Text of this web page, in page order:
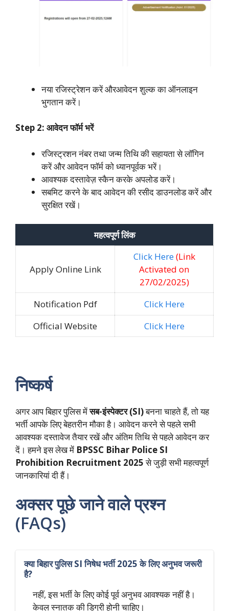
नया रजिस्ट्रेशन करें औरआवेदन शुल्क का ऑनलाइन
भुगतान करें।
Step 2: आवेदन फॉर्म भरें
रजिस्ट्रशन नंबर तथा जन्म तिथि की सहायता से लॉगिन
करें और आवेदन फॉर्म को ध्यानपूर्वक भरें।
आवश्यक दस्तावेज़ स्कैन करके अपलोड करें।
सबमिट करने के बाद आवेदन की रसीद डाउनलोड करें और
सुरक्षित रखें।
महत्वपूर्ण लिंक
Apply Online Link
Click Here(Link
Activated on
27/02/2025)
Notification Pdf
Click Here
Official Website
Click Here
निष्कर्ष
अगर आप बिहार पुलिस मेंसब-इंस्पेक्टर (SI)बनना चाहते हैं, तो यह
भर्ती आपके लिए बेहतरीन मौका है। आवेदन करने से पहले सभी
आवश्यक दस्तावेज तैयार रखें और अंतिम तिथि से पहले आवेदन कर
दें। हमने इस लेख में BPSSC Bihar Police SI
Prohibition Recruitment 2025से जुड़ी सभी महत्वपूर्ण
जानकारियां दी हैं।
अक्सर पूछे जाने वाले प्रश्न
(FAQs)
क्या बिहार पुलिस SI निषेध भर्ती 2025 के लिए अनुभव जरूरी
है?
नहीं, इस भर्ती के लिए कोई पूर्व अनुभव आवश्यक नहीं है।
केवल स्नातक की डिग्री होनी चाहिए।